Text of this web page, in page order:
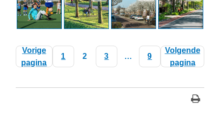
Vorige
pagina
1 2 3 … 9
Volgende
pagina